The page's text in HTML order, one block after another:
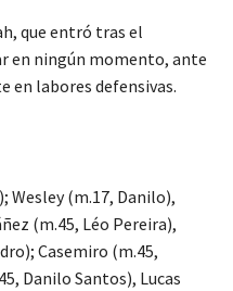
que entró tras el
en ningún momento, ante
en labores defensivas.
Wesley (m.17, Danilo),
(m.45, Léo Pereira),
Casemiro (m.45,
Danilo Santos), Lucas